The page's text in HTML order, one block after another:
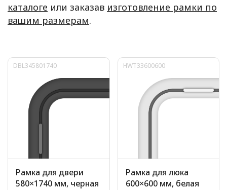
каталоге или заказав изготовление рамки по
вашим размерам.
DBL345801740
Рамка для двери
580×1740 мм, черная
HWT33600600
Рамка для люка
600×600 мм, белая